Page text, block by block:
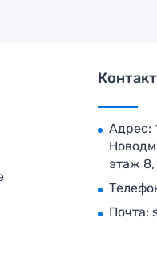
Адрес:
этаж
Почта: